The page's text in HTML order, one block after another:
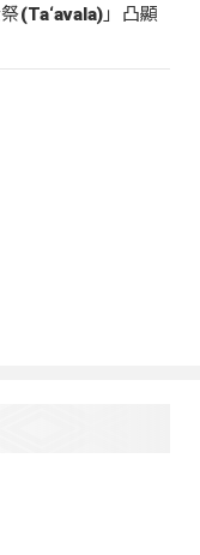
(Ta‘avala)」凸顯